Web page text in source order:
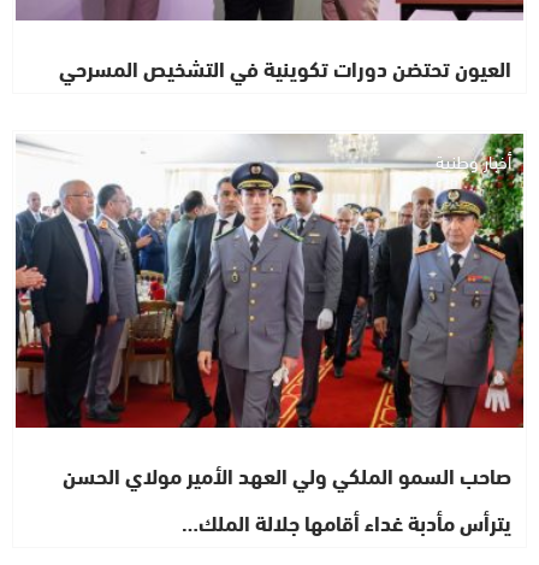
العيون تحتضن دورات تكوينية في التشخيص المسرحي
أخبار وطنية
صاحب السمو الملكي ولي العهد الأمير مولاي الحسن
يترأس مأدبة غداء أقامها جلالة الملك…